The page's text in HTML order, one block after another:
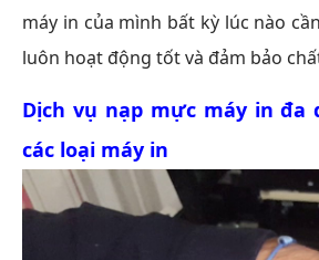
máy in của mình bất kỳ lúc nào
luôn hoạt động tốt và đảm bảo
Dịch vụ nạp mực máy in đa
các loại máy in